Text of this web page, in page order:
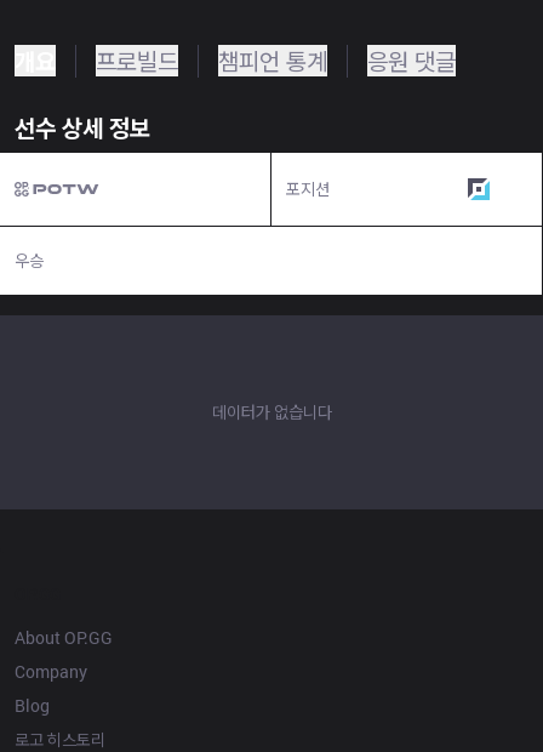
프로빌드 챔피언 통계 응원 댓글
선수 상세 정보
포지션
우승
데이터가 없습니다
About OP.GG
Company
Blog
로고 히스토리